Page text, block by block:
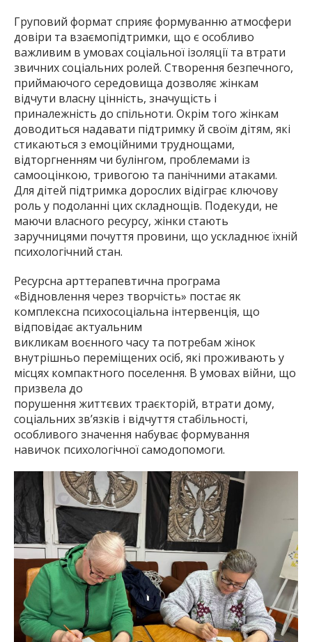
Груповий формат сприяє формуванню атмосфери
довіри та взаємопідтримки, що є особливо
важливим в умовах соціальної ізоляції та втрати
звичних соціальних ролей. Створення безпечного,
приймаючого середовища дозволяє жінкам
відчути власну цінність, значущість і
приналежність до спільноти. Окрім того жінкам
доводиться надавати підтримку й своїм дітям, які
стикаються з емоційними труднощами,
відторгненням чи булінгом, проблемами із
самооцінкою, тривогою та панічними атаками.
Для дітей підтримка дорослих відіграє ключову
роль у подоланні цих складнощів. Подекуди, не
маючи власного ресурсу, жінки стають
заручницями почуття провини, що ускладнює їхній
психологічний стан.
Ресурсна арттерапевтична програма
«Відновлення через творчість» постає як
комплексна психосоціальна інтервенція, що
відповідає актуальним
викликам воєнного часу та потребам жінок
внутрішньо переміщених осіб, які проживають у
місцях компактного поселення. В умовах війни, що
призвела до
порушення життєвих траєкторій, втрати дому,
соціальних зв’язків і відчуття стабільності,
особливого значення набуває формування
навичок психологічної самодопомоги.